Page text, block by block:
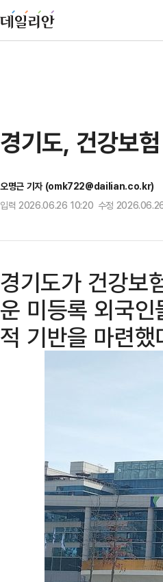
경기도, 건강보
오명근 기자 (omk722@dailian.co.kr)
입력 2026.06.26 10:20 수정
경기도가 건강보
운 미등록 외국
적 기반을 마련했